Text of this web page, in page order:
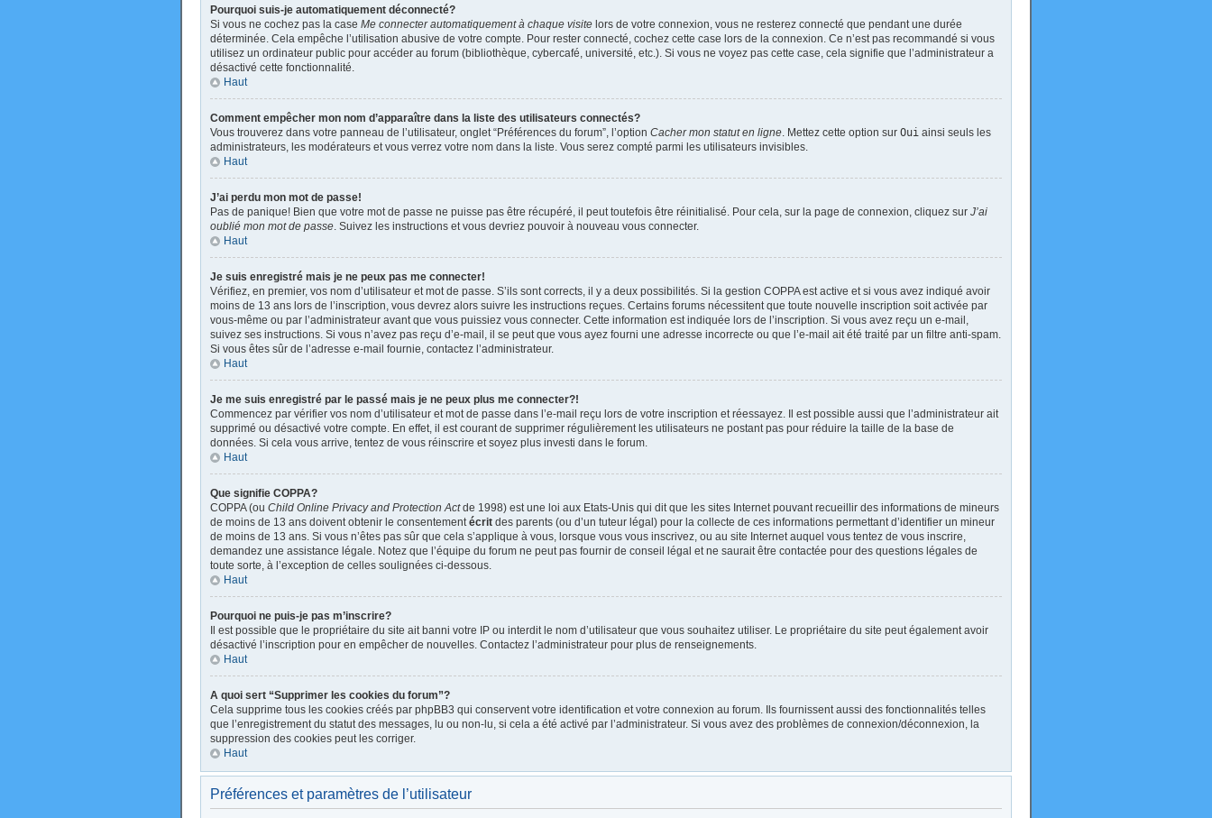
Pourquoi suis-je automatiquement déconnecté?
Si vous ne cochez pas la case Me connecter automatiquement à chaque visite lors de votre connexion, vous ne resterez connecté que pendant une durée
déterminée. Cela empêche l’utilisation abusive de votre compte. Pour rester connecté, cochez cette case lors de la connexion. Ce n’est pas recommandé si vous
utilisez un ordinateur public pour accéder au forum (bibliothèque, cybercafé, université, etc.). Si vous ne voyez pas cette case, cela signifie que l’administrateur a
désactivé cette fonctionnalité.
Haut
Comment empêcher mon nom d’apparaître dans la liste des utilisateurs connectés?
Vous trouverez dans votre panneau de l’utilisateur, onglet “Préférences du forum”, l’option Cacher mon statut en ligne. Mettez cette option sur Oui ainsi seuls les
administrateurs, les modérateurs et vous verrez votre nom dans la liste. Vous serez compté parmi les utilisateurs invisibles.
Haut
J’ai perdu mon mot de passe!
Pas de panique! Bien que votre mot de passe ne puisse pas être récupéré, il peut toutefois être réinitialisé. Pour cela, sur la page de connexion, cliquez sur J’ai
oublié mon mot de passe. Suivez les instructions et vous devriez pouvoir à nouveau vous connecter.
Haut
Je suis enregistré mais je ne peux pas me connecter!
Vérifiez, en premier, vos nom d’utilisateur et mot de passe. S’ils sont corrects, il y a deux possibilités. Si la gestion COPPA est active et si vous avez indiqué avoir
moins de 13 ans lors de l’inscription, vous devrez alors suivre les instructions reçues. Certains forums nécessitent que toute nouvelle inscription soit activée par
vous-même ou par l’administrateur avant que vous puissiez vous connecter. Cette information est indiquée lors de l’inscription. Si vous avez reçu un e-mail,
suivez ses instructions. Si vous n’avez pas reçu d’e-mail, il se peut que vous ayez fourni une adresse incorrecte ou que l’e-mail ait été traité par un filtre anti-spam.
Si vous êtes sûr de l’adresse e-mail fournie, contactez l’administrateur.
Haut
Je me suis enregistré par le passé mais je ne peux plus me connecter?!
Commencez par vérifier vos nom d’utilisateur et mot de passe dans l’e-mail reçu lors de votre inscription et réessayez. Il est possible aussi que l’administrateur ait
supprimé ou désactivé votre compte. En effet, il est courant de supprimer régulièrement les utilisateurs ne postant pas pour réduire la taille de la base de
données. Si cela vous arrive, tentez de vous réinscrire et soyez plus investi dans le forum.
Haut
Que signifie COPPA?
COPPA (ou Child Online Privacy and Protection Actde 1998) est une loi aux Etats-Unis qui dit que les sites Internet pouvant recueillir des informations de mineurs
de moins de 13 ans doivent obtenir le consentementécrit des parents (ou d’un tuteur légal) pour la collecte de ces informations permettant d’identifier un mineur
de moins de 13 ans. Si vous n’êtes pas sûr que cela s’applique à vous, lorsque vous vous inscrivez, ou au site Internet auquel vous tentez de vous inscrire,
demandez une assistance légale. Notez que l’équipe du forum ne peut pas fournir de conseil légal et ne saurait être contactée pour des questions légales de
toute sorte, à l’exception de celles soulignées ci-dessous.
Haut
Pourquoi ne puis-je pas m’inscrire?
Il est possible que le propriétaire du site ait banni votre IP ou interdit le nom d’utilisateur que vous souhaitez utiliser. Le propriétaire du site peut également avoir
désactivé l’inscription pour en empêcher de nouvelles. Contactez l’administrateur pour plus de renseignements.
Haut
A quoi sert “Supprimer les cookies du forum”?
Cela supprime tous les cookies créés par phpBB3 qui conservent votre identification et votre connexion au forum. Ils fournissent aussi des fonctionnalités telles
que l’enregistrement du statut des messages, lu ou non-lu, si cela a été activé par l’administrateur. Si vous avez des problèmes de connexion/déconnexion, la
suppression des cookies peut les corriger.
Haut
Préférences et paramètres de l’utilisateur